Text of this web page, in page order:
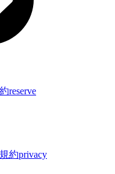
reserve
約privacy